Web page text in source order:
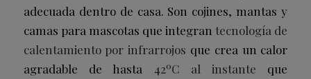
adecuada dentro de casa. Son cojines, mantas y
camas para mascotas que integran tecnología de
calentamiento por infrarrojos que crea un calor
agradable de hasta 42ºC al instante que